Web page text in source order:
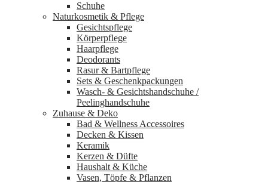
Schuhe
Naturkosmetik & Pflege
Gesichtspflege
Körperpflege
Haarpflege
Deodorants
Rasur & Bartpflege
Sets & Geschenkpackungen
Wasch‑ & Gesichtshandschuhe /
Peelinghandschuhe
Zuhause & Deko
Bad & Wellness Accessoires
Decken & Kissen
Keramik
Kerzen & Düfte
Haushalt & Küche
Vasen, Töpfe & Pflanzen